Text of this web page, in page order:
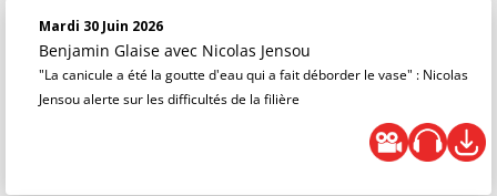
Mardi 30 Juin 2026
Benjamin Glaise avec Nicolas Jensou
"La canicule a été la goutte d'eau qui a fait déborder le vase" : Nicolas
Jensou alerte sur les difficultés de la filière